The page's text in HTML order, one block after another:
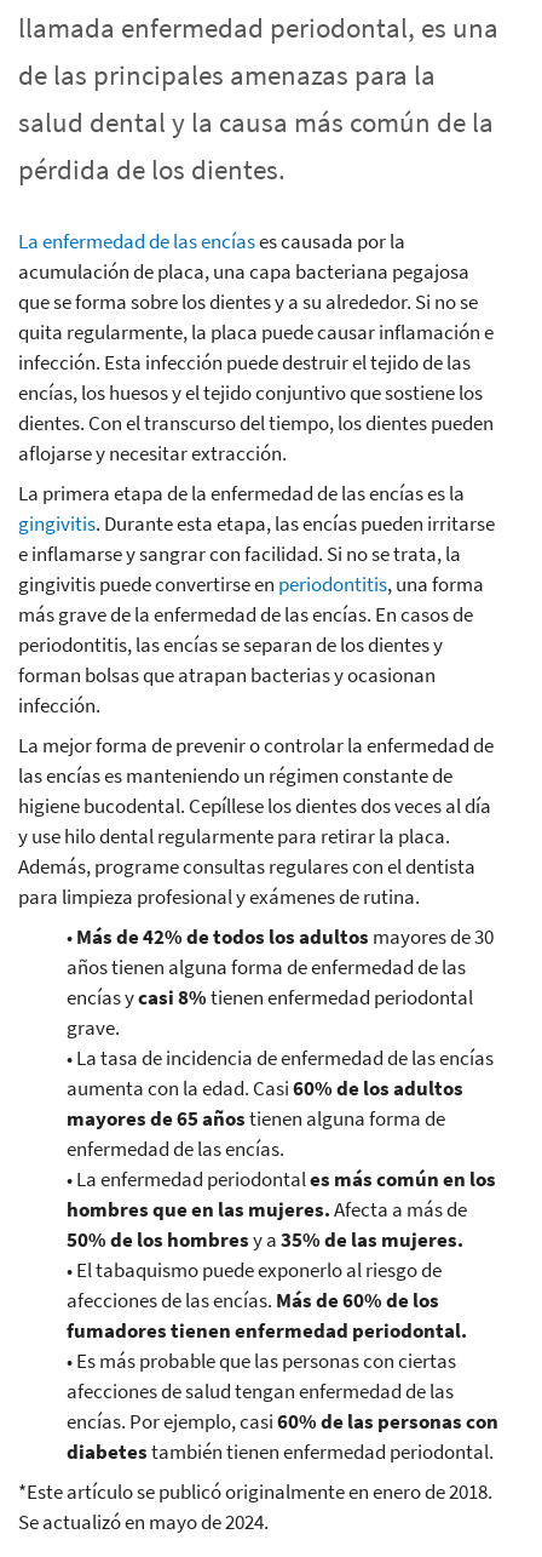
llamada enfermedad periodontal, es una
de las principales amenazas para la
salud dental y la causa más común de la
pérdida de los dientes.
La enfermedad de las encíases causada por la
acumulación de placa, una capa bacteriana pegajosa
que se forma sobre los dientes y a su alrededor. Si no se
quita regularmente, la placa puede causar inflamación e
infección. Esta infección puede destruir el tejido de las
encías, los huesos y el tejido conjuntivo que sostiene los
dientes. Con el transcurso del tiempo, los dientes pueden
aflojarse y necesitar extracción.
La primera etapa de la enfermedad de las encías es la
gingivitis. Durante esta etapa, las encías pueden irritarse
e inflamarse y sangrar con facilidad. Si no se trata, la
gingivitis puede convertirse en periodontitis, una forma
más grave de la enfermedad de las encías. En casos de
periodontitis, las encías se separan de los dientes y
forman bolsas que atrapan bacterias y ocasionan
infección.
La mejor forma de prevenir o controlar la enfermedad de
las encías es manteniendo un régimen constante de
higiene bucodental. Cepíllese los dientes dos veces al día
y use hilo dental regularmente para retirar la placa.
Además, programe consultas regulares con el dentista
para limpieza profesional y exámenes de rutina.
•Más de 42% de todos los adultos mayores de 30
años tienen alguna forma de enfermedad de las
encías ycasi 8%tienen enfermedad periodontal
grave.
• La tasa de incidencia de enfermedad de las encías
aumenta con la edad. Casi60% de los adultos
mayores de 65 añostienen alguna forma de
enfermedad de las encías.
• La enfermedad periodontales más común en los
hombres que en las mujeres.Afecta a más de
50% de los hombresy a35% de las mujeres.
• El tabaquismo puede exponerlo al riesgo de
afecciones de las encías. Más de 60% de los
fumadores tienen enfermedad periodontal.
• Es más probable que las personas con ciertas
afecciones de salud tengan enfermedad de las
encías. Por ejemplo, casi60% de las personas con
diabetestambién tienen enfermedad periodontal.
*Este artículo se publicó originalmente en enero de 2018.
Se actualizó en mayo de 2024.